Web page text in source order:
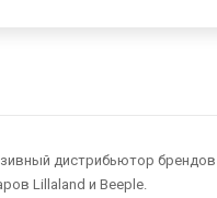
дистрибьютор брендов
Lillaland и Beeple.